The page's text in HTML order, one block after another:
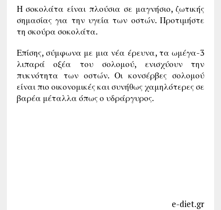
Η σοκολάτα είναι πλούσια σε μαγνήσιο, ζωτικής
σημασίας για την υγεία των οστών. Προτιμήστε
τη σκούρα σοκολάτα.
Επίσης, σύμφωνα με μια νέα έρευνα, τα ωμέγα-3
λιπαρά οξέα του σολομού, ενισχύουν την
πυκνότητα των οστών. Οι κονσέρβες σολομού
είναι πιο οικονομικές και συνήθως χαμηλότερες σε
βαρέα μέταλλα όπως ο υδράργυρος.
e-diet.gr